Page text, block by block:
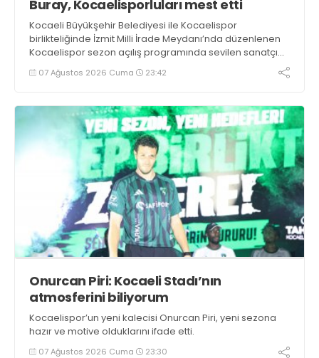
Buray, Kocaelisporluları mest etti
Kocaeli Büyükşehir Belediyesi ile Kocaelispor
birlikteliğinde İzmit Milli İrade Meydanı’nda düzenlenen
Kocaelispor sezon açılış programında sevilen sanatçı
Buray, verdiği konserle meydanı inletti.
07 Ağustos 2026 Cuma 23:42
Onurcan Piri: Kocaeli Stadı’nın
atmosferini biliyorum
Kocaelispor’un yeni kalecisi Onurcan Piri, yeni sezona
hazır ve motive olduklarını ifade etti.
07 Ağustos 2026 Cuma 23:30